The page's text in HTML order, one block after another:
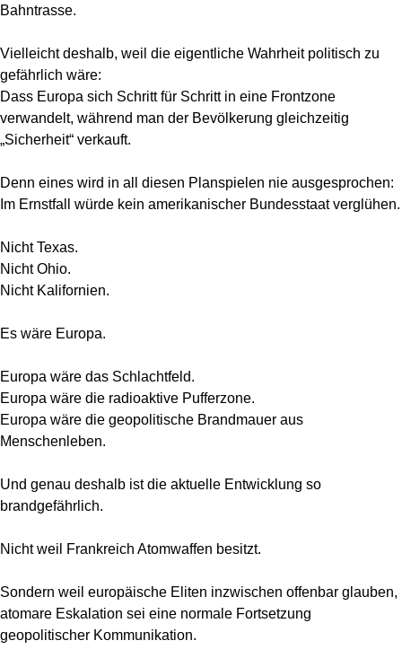
Bahntrasse.
Vielleicht deshalb, weil die eigentliche Wahrheit politisch zu
gefährlich wäre:
Dass Europa sich Schritt für Schritt in eine Frontzone
verwandelt, während man der Bevölkerung gleichzeitig
„Sicherheit“ verkauft.
Denn eines wird in all diesen Planspielen nie ausgesprochen:
Im Ernstfall würde kein amerikanischer Bundesstaat verglühen.
Nicht Texas.
Nicht Ohio.
Nicht Kalifornien.
Es wäre Europa.
Europa wäre das Schlachtfeld.
Europa wäre die radioaktive Pufferzone.
Europa wäre die geopolitische Brandmauer aus
Menschenleben.
Und genau deshalb ist die aktuelle Entwicklung so
brandgefährlich.
Nicht weil Frankreich Atomwaffen besitzt.
Sondern weil europäische Eliten inzwischen offenbar glauben,
atomare Eskalation sei eine normale Fortsetzung
geopolitischer Kommunikation.